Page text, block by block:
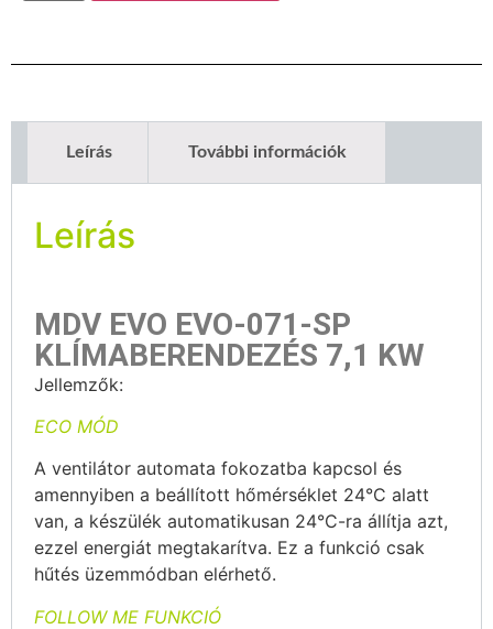
Leírás További információk
Leírás
MDV EVO EVO-071-SP
KLÍMABERENDEZÉS 7,1 KW
Jellemzők:
ECO MÓD
A ventilátor automata fokozatba kapcsol és
amennyiben a beállított hőmérséklet 24°C alatt
van, a készülék automatikusan 24°C-ra állítja azt,
ezzel energiát megtakarítva. Ez a funkció csak
hűtés üzemmódban elérhető.
FOLLOW ME FUNKCIÓ